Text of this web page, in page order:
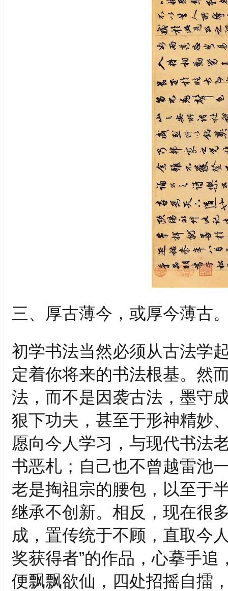
三、厚古薄今，或厚今薄古
初学书法当然必须从古法学
定着你将来的书法根基。然
法，而不是因袭古法，墨守
狠下功夫，甚至于形神精妙
愿向今人学习，与现代书法
书恶札；自己也不曾越雷池
老是掏祖宗的腰包，以至于
继承不创新。相反，现在很
成，置传统于不顾，直取今
奖获得者”的作品，心摹手
便飘飘欲仙，四处招摇自擂